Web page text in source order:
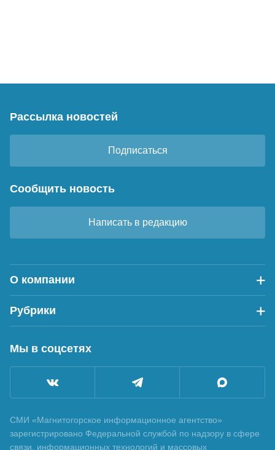
Рассылка новостей
Подписаться
Сообщить новость
Написать в редакцию
О компании
Рубрики
Мы в соцсетях
СМИ «Магнитогорское информационное агентство»
зарегистрировано Федеральной службой по надзору в сфере
связи, информационных технологий и массовых